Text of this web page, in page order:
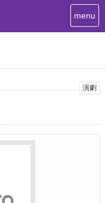
T
o
i
g
menu
演劇